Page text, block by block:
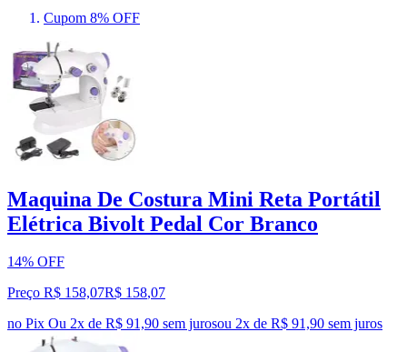
Cupom 8% OFF
Maquina De Costura Mini Reta Portátil
Elétrica Bivolt Pedal Cor Branco
14% OFF
Preço R$ 158,07R$ 158,07
no Pix Ou 2x de R$ 91,90 sem jurosou 2x de R$ 91,90 sem juros